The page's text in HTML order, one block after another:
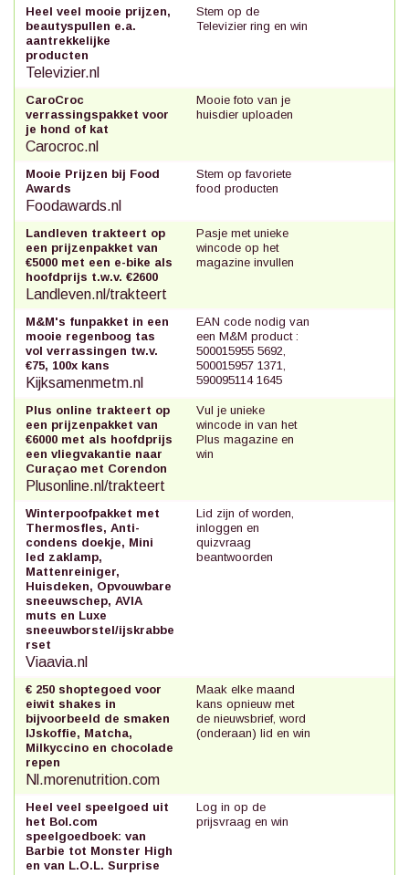
Heel veel mooie prijzen,
beautyspullen e.a.
aantrekkelijke
producten
Televizier.nl
Stem op de
Televizier ring en win
CaroCroc
verrassingspakket voor
je hond of kat
Carocroc.nl
Mooie foto van je
huisdier uploaden
Mooie Prijzen bij Food
Awards
Foodawards.nl
Stem op favoriete
food producten
Landleven trakteert op
een prijzenpakket van
€5000 met een e-bike als
hoofdprijs t.w.v. €2600
Landleven.nl/trakteert
Pasje met unieke
wincode op het
magazine invullen
M&M's funpakket in een
mooie regenboog tas
vol verrassingen tw.v.
€75, 100x kans
Kijksamenmetm.nl
EAN code nodig van
een M&M product :
500015955 5692,
500015957 1371,
590095114 1645
Plus online trakteert op
een prijzenpakket van
€6000 met als hoofdprijs
een vliegvakantie naar
Curaçao met Corendon
Plusonline.nl/trakteert
Vul je unieke
wincode in van het
Plus magazine en
win
Winterpoofpakket met
Thermosfles, Anti-
condens doekje, Mini
led zaklamp,
Mattenreiniger,
Huisdeken, Opvouwbare
sneeuwschep, AVIA
muts en Luxe
sneeuwborstel/ijskrabbe
rset
Viaavia.nl
Lid zijn of worden,
inloggen en
quizvraag
beantwoorden
€ 250 shoptegoed voor
eiwit shakes in
bijvoorbeeld de smaken
IJskoffie, Matcha,
Milkyccino en chocolade
repen
Nl.morenutrition.com
Maak elke maand
kans opnieuw met
de nieuwsbrief, word
(onderaan) lid en win
Heel veel speelgoed uit
het Bol.com
speelgoedboek: van
Barbie tot Monster High
en van L.O.L. Surprise
Log in op de
prijsvraag en win